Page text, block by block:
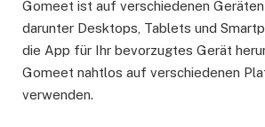
Gomeet ist auf verschiedenen
darunter Desktops, Tablets und
die App für Ihr bevorzugtes Gerät
Gomeet nahtlos auf verschiedenen
verwenden.